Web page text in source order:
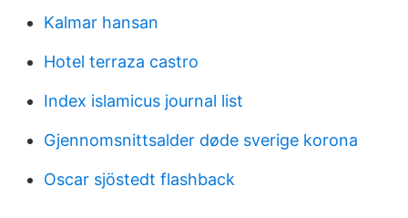
Kalmar hansan
Hotel terraza castro
Index islamicus journal list
Gjennomsnittsalder døde sverige korona
Oscar sjöstedt flashback